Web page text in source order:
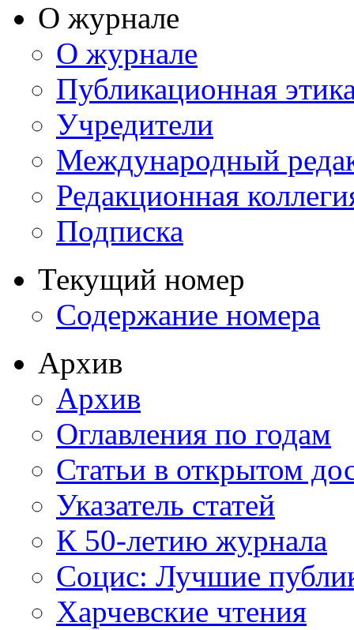
О журнале
О журнале
Публикационная
Учредители
Международный
Редакционная
Подписка
Текущий номер
Содержание номера
Архив
Архив
Оглавления по годам
Статьи в открытом
Указатель статей
К 50-летию журнала
Социс: Лучшие
Харчевские чтения